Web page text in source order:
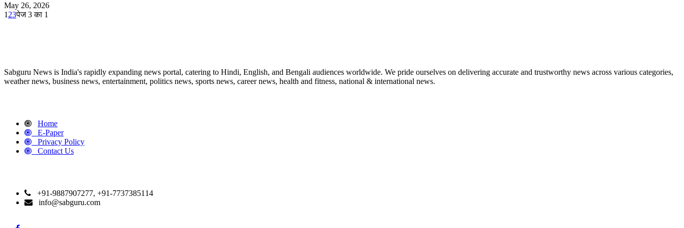
May 26, 2026
1 23पेज 3 का 1
Sabguru News is India's rapidly expanding news portal, catering to Hindi, English, and Bengali audiences worldwide. We pride ourselves on delivering accurate and trustworthy news across various categories,
weather news, business news, entertainment, politics news, sports news, career news, health and fitness, national & international news.
Home
E-Paper
Privacy Policy
Contact Us
+91-9887907277, +91-7737385114
info@sabguru.com